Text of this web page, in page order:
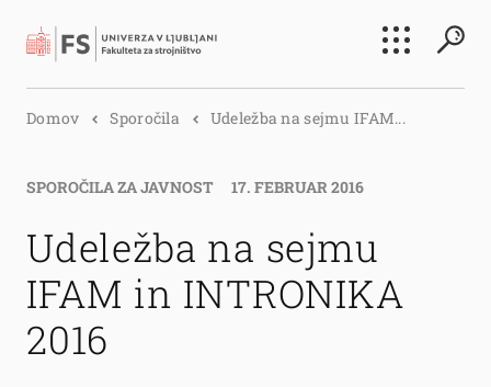
Išči
Domov Sporočila Udeležba na sejmu IFAM...
SPOROČILA ZA JAVNOST 17. FEBRUAR 2016
Udeležba na sejmu
IFAM in INTRONIKA
2016